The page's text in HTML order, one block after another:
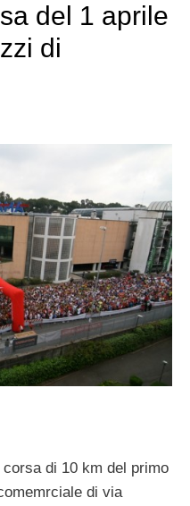
del 1 aprile
di
di 10 km del primo
di via